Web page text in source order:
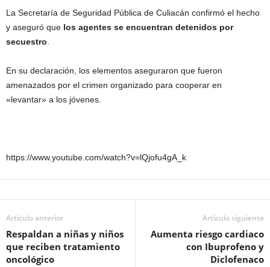
La Secretaría de Seguridad Pública de Culiacán confirmó el hecho
y aseguró que los agentes se encuentran detenidos por
secuestro
En su declaración, los elementos aseguraron que fueron
amenazados por el crimen organizado para cooperar en
«levantar» a los jóvenes.
https://www.youtube.com/watch?v=lQjofu4gA_k
Artículo anterior
Respaldan a niñas y niños
que reciben tratamiento
oncológico
Artículo siguiente
Aumenta riesgo cardiaco
con Ibuprofeno y
Diclofenaco